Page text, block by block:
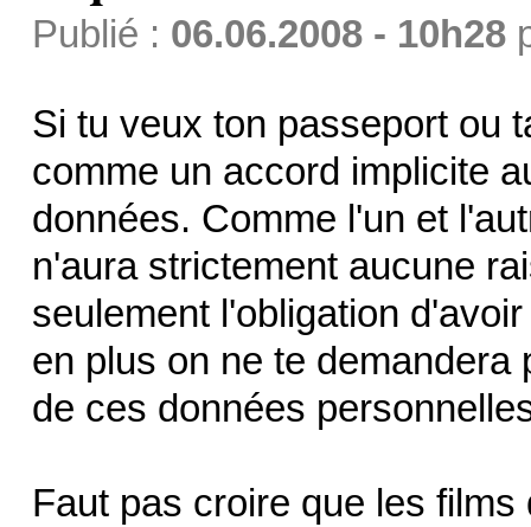
Publié : 06.06.2008 - 10h28
Si tu veux ton passeport ou
comme un accord implicite
données. Comme l'un et
n'aura strictement aucune
seulement l'obligation
en plus on ne te
de ces données
Faut pas croire que les